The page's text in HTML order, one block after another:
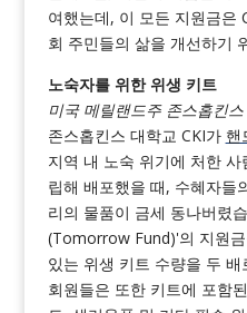
여했는데, 이 모든 지원금은
회 주민들의 삶을 개선하기
노숙자를 위한 위생 키트
미국 메릴랜드주 존스홉킨
존스홉킨스 대학교 CKI가 핸
지역 내 노숙 위기에 처한
립해 배포했을 때, 수혜자들
리의 물품이 금세 동나버렸
(Tomorrow Fund)'의 지원
있는 위생 키트 수량을 두
회원들은 또한 키트에 포함